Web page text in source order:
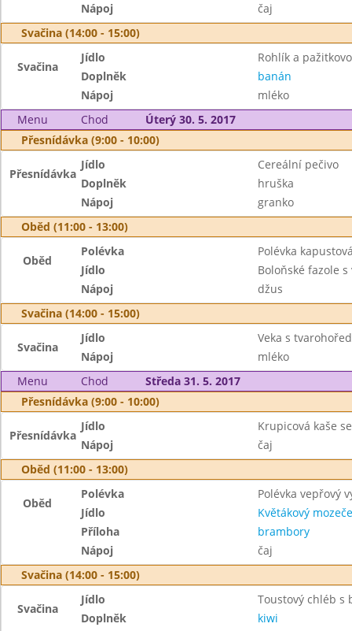
Nápoj
čaj
Svačina (14:00 - 15:00)
Svačina
Jídlo
Rohlík a
Doplněk
banán
Nápoj
mléko
Menu
Chod
Úterý 30. 5. 2017
Přesnídávka (9:00 - 10:00)
Přesnídávka
Jídlo
Cereální pečivo
Doplněk
hruška
Nápoj
granko
Oběd (11:00 - 13:00)
Oběd
Polévka
Polévka
Jídlo
Boloňské fazole
Nápoj
džus
Svačina (14:00 - 15:00)
Svačina
Jídlo
Veka s
Nápoj
mléko
Menu
Chod
Středa 31. 5. 2017
Přesnídávka (9:00 - 10:00)
Přesnídávka
Jídlo
Krupicová kaše
Nápoj
čaj
Oběd (11:00 - 13:00)
Oběd
Polévka
Polévka vepřový
Jídlo
Květákový
Příloha
brambory
Nápoj
čaj
Svačina (14:00 - 15:00)
Svačina
Jídlo
Toustový chléb s
Doplněk
kiwi